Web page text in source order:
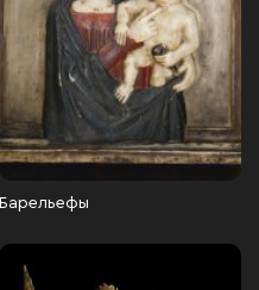
Барельефы